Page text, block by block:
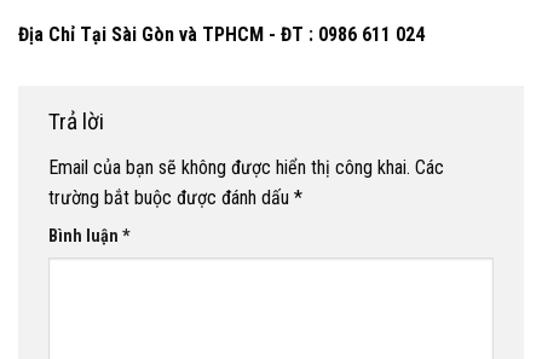
Địa Chỉ Tại Sài Gòn và TPHCM - ĐT : 0986 611 024
Trả lời
Email của bạn sẽ không được hiển thị công khai. Các
trường bắt buộc được đánh dấu *
Bình luận *